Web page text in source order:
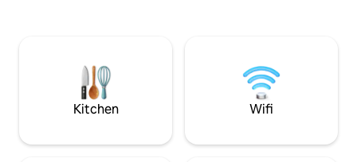
Dolce Gusto, y menaje completo (vajilla y
utensilios básicos de cocina). No
encontrarán consumibles en el
apartamento (aceite, vinagre, sal,
higiene y de limpieza, etc.). Les
km Playa Miami
Sarvinosa Nudista
km Museu del
Ciudad Tarragona
Kitchen Wifi